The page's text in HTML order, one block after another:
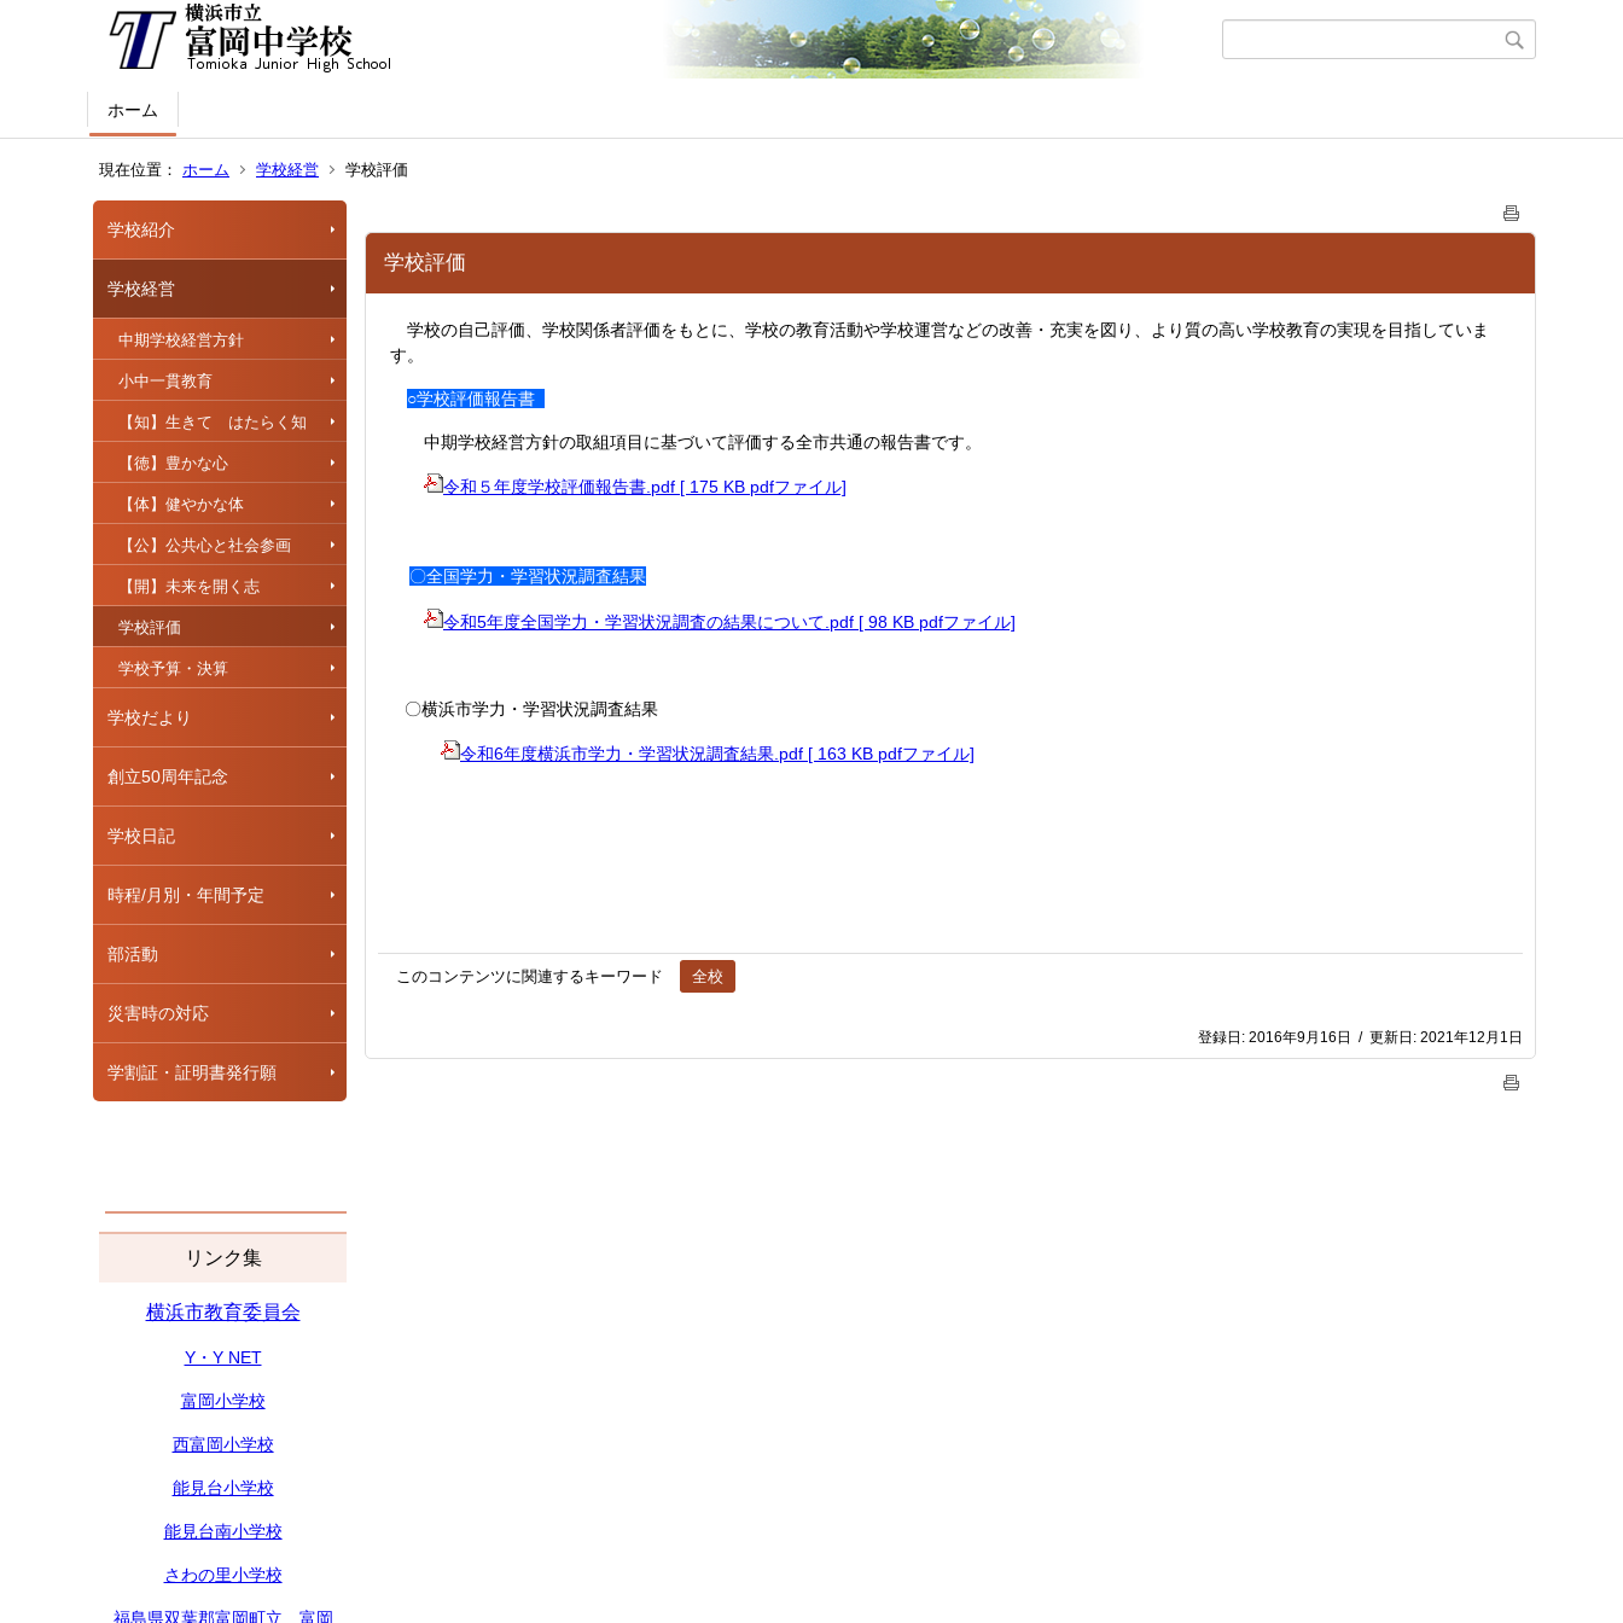
ホーム
現在位置： ホーム 学校経営 学校評価
学校紹介
学校経営
中期学校経営方針
小中一貫教育
【知】生きて はたらく知
【徳】豊かな心
【体】健やかな体
【公】公共心と社会参画
【開】未来を開く志
学校評価
学校予算・決算
学校だより
創立50周年記念
学校日記
時程/月別・年間予定
部活動
災害時の対応
学割証・証明書発行願
リンク集
横浜市教育委員会
Y・Y NET
富岡小学校
西富岡小学校
能見台小学校
能見台南小学校
さわの里小学校
福島県双葉郡富岡町立 富岡
学校評価
学校の自己評価、学校関係者評価をもとに、学校の教育活動や学校運営などの改善・充実を図り、より質の高い学校教育の実現を目指していま
す。
○学校評価報告書
中期学校経営方針の取組項目に基づいて評価する全市共通の報告書です。
令和５年度学校評価報告書.pdf [ 175 KB pdfファイル]
〇全国学力・学習状況調査結果
令和5年度全国学力・学習状況調査の結果について.pdf [ 98 KB pdfファイル]
〇横浜市学力・学習状況調査結果
令和6年度横浜市学力・学習状況調査結果.pdf [ 163 KB pdfファイル]
このコンテンツに関連するキーワード 全校
登録日: 2016年9月16日 / 更新日: 2021年12月1日